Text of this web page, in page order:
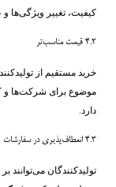
کیفیت، تغییر ویژگی‌ها
۴.۲ قیمت مناسب‌تر
خرید مستقیم از
موضوع برای شرکت‌ها و
دارد.
۴.۳ انعطاف‌پذیری در سفارشات
تولیدکنندگان می‌توانند